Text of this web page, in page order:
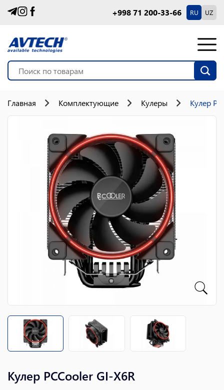
+998 71 200-33-66 RU UZ
Главная Комплектующие Кулеры Кулер
Кулер PCCooler GI-X6R